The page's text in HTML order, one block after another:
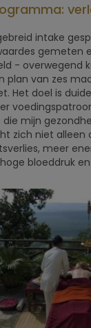
intake
gemeten
- overwegend
plan van zes
Het doel is
mijn
zich niet alleen
meer
bloeddruk